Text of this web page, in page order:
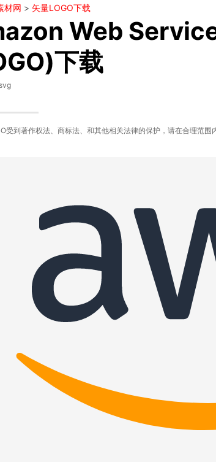
材网 > 矢量LOGO下载
Web
下载
受到著作权法、商标法、和其他相关法律的保护，请在合理范围